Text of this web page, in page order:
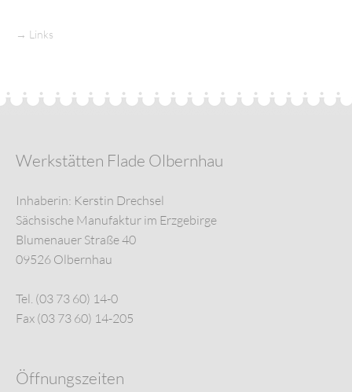
→ Links
Werkstätten Flade Olbernhau
Inhaberin: Kerstin Drechsel
Sächsische Manufaktur im Erzgebirge
Blumenauer Straße 40
09526 Olbernhau
Tel. (03 73 60) 14-0
Fax (03 73 60) 14-205
Öffnungszeiten